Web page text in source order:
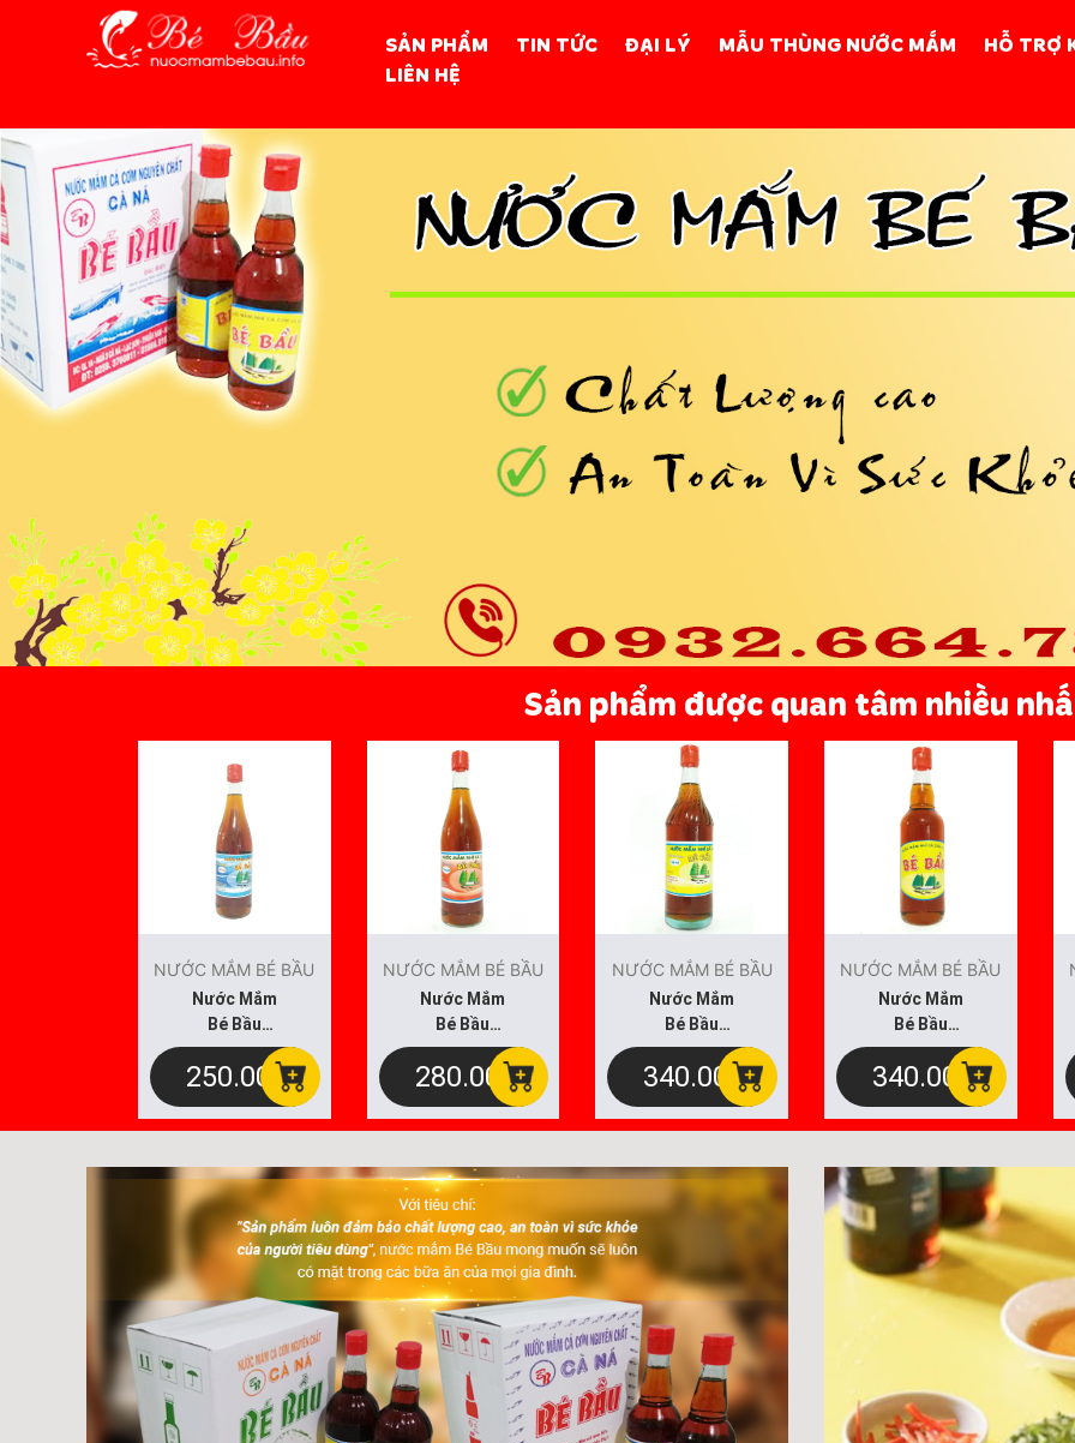
SẢN PHẨM TIN TỨC ĐẠI LÝ MẪU THÙNG NƯỚC MẮM HỖ TRỢ
LIÊN HỆ
Sản phẩm được quan tâm nhiều
NƯỚC MẮM BÉ BẦU
Nước Mắm
Bé Bầu
750ml Loại
Thượng
250.000
đ
NƯỚC MẮM BÉ BẦU
Nước Mắm
Bé Bầu
750ml Loại
Thượng
280.000
đ
NƯỚC MẮM BÉ BẦU
Nước Mắm
Bé Bầu
750ml Loại
Thượng
340.000
đ
NƯỚC MẮM BÉ BẦU
Nước Mắm
Bé Bầu
500ml Loại
Đặc Biệt
340.000
đ